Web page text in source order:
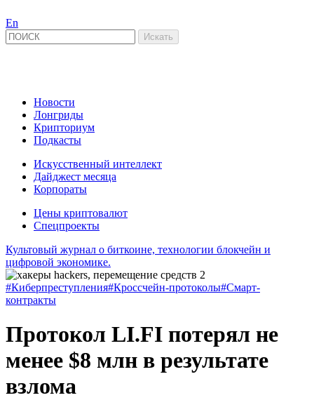
En
Новости
Лонгриды
Крипториум
Подкасты
Искусственный интеллект
Дайджест месяца
Корпораты
Цены криптовалют
Спецпроекты
Культовый журнал о биткоине, технологии блокчейн и
цифровой экономике.
#Киберпреступления#Кроссчейн-протоколы#Смарт-
контракты
Протокол LI.FI потерял не
менее $8 млн в результате
взлома